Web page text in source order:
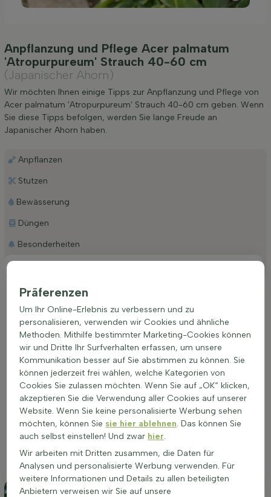
Anpflanzung und Pflege Acer palmatum
'Atropurpureum' Strauch 40-60 cm
(Japanischer Ahorn)
Wir möchten Ihnen einige Tipps zur Anpflanzung und Pflege von
Acer palmatum 'Atropurpureum' Strauch 40-60 cm geben. Wenn
Sie diese Tipps befolgen, werden Sie lange Freude an
Japanischer Ahorn haben.
Anpflanzen
Stutzen
Bewässerung
Düngen
Besonderheiten
Ideale Platzierung einer Acer palmatum
'Atropurpureum'
Der Acer palmatum 'Atropurpureum' gedeiht am besten an
einem Standort mit gut durchlässigem Boden. Diese Pflanze
bevorzugt sonnige bis halbschattige Plätze, die vor starkem
Wind geschützt sind. Ein nährstoffreicher Boden fördert das
Wachstum und die intensive Blattfärbung. Die richtige
Standortwahl führt zu einer besseren Widerstandsfähigkeit
und einer beeindruckenden Herbstfärbung. Diese Pflanze
eignet sich hervorragend für die Bepflanzung in Beeten, als
Solitär oder in Gruppen. Auch in Töpfen kann sie gut
gedeihen. Die Wahl des richtigen Standorts ist entscheidend
für das gesunde Wachstum und die reiche Blüte des Acer
palmatum 'Atropurpureum'.
Präferenzen
Um Ihr Online-Erlebnis zu verbessern und zu
personalisieren, verwenden wir Cookies und ähnliche
Methoden. Mithilfe bestimmter Marketing-Cookies können
wir und Dritte Ihr Surfverhalten erfassen, um unsere
Kommunikation besser auf Sie abstimmen zu können. Sie
können jederzeit frei wählen, welche Kategorien von
Cookies Sie zulassen möchten. Wenn Sie auf „OK“ klicken,
akzeptieren Sie die Verwendung aller Cookies auf unserer
Website. Wenn Sie keine personalisierte Werbung sehen
möchten, können Sie sie hier ablehnen. Das können Sie
auch selbst einstellen! Und zwar hier.
Wir arbeiten mit Dritten zusammen, die Daten für
Analysen und personalisierte Werbung verwenden. Für
weitere Informationen und Details zu allen beteiligten
Anbietern verweisen wir Sie auf unsere